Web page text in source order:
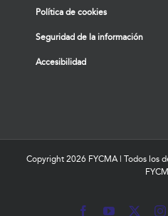
Política de cookies
Seguridad de la información
Accesibilidad
Copyright 2026 FYCMA | Todos los
FacebookYouTube
X